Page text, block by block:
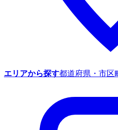
エリアから探す都道府県・市区